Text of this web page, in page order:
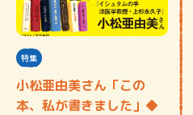
特集
小松亜由美さん「この
本、私が書きました」◆